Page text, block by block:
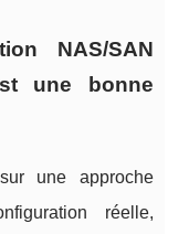
NAS/SAN
une bonne
une approche
réelle,